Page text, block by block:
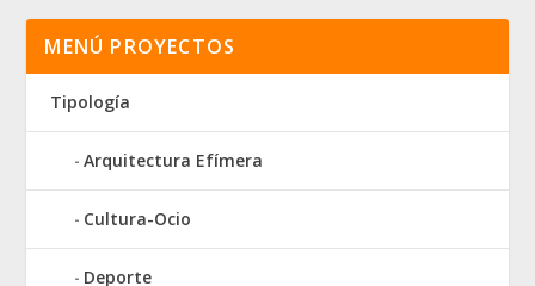
MENÚ PROYECTOS
Tipología
Arquitectura Efímera
Cultura-Ocio
Deporte